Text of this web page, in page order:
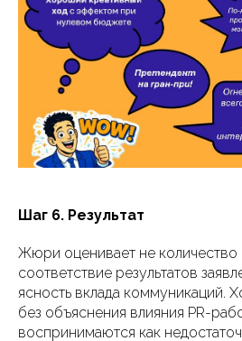
Шаг 6. Результат
Жюри оценивает не количество
соответствие результатов
ясность вклада коммуникаций.
без объяснения влияния PR-
воспринимаются как